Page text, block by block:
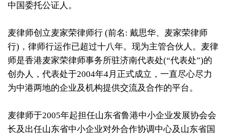
或转权
涉及中国内地的事务
律师团队
合伙人
中国委托公证人。
麦律师创立麦家荣律师行 (前名: 戴思华、麦家荣律师
行)，律师行运作已超过十八年。现为主管合伙人。麦律
师是香港麦家荣律师事务所驻济南代表处(“代表处”)的
创办人，代表处于2004年4月正式成立，一直尽心尽力
为中港两地的企业及机构提供交流及合作的平台。
麦律师于2005年起担任山东省鲁港中小企业发展协会会
长及出任山东省中小企业对外合作协调中心及山东省国